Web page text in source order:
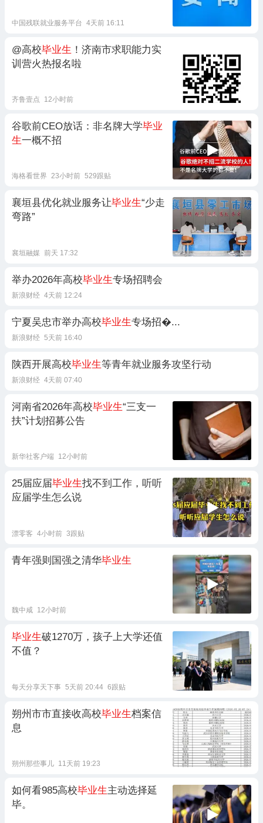
中国残联就业服务平台 4天前 16:11
@高校毕业生 ！济南市求职能力实
训营火热报名啦
齐鲁壹点 12小时前
谷歌前CEO放话：非名牌大学毕业
生一概不招
海格看世界 23小时前 529跟贴
襄垣县优化就业服务让毕业生“少走
弯路”
襄垣融媒 前天 17:32
举办2026年高校毕业生专场招聘会
新浪财经 4天前 12:24
宁夏吴忠市举办高校毕业生专场招�...
新浪财经 5天前 16:40
陕西开展高校毕业生等青年就业服务攻坚行动
新浪财经 4天前 07:40
河南省2026年高校毕业生“三支一
扶”计划招募公告
新华社客户端 12小时前
25届应届毕业生找不到工作，听听
应届学生怎么说
漂零客 4小时前 3跟贴
青年强则国强之清华毕业生
魏中咸 12小时前
毕业生破1270万，孩子上大学还值
不值？
每天分享天下事 5天前 20:44 6跟贴
朔州市市直接收高校毕业生档案信
息
朔州那些事儿 11天前 19:23
如何看985高校毕业生主动选择延
毕。